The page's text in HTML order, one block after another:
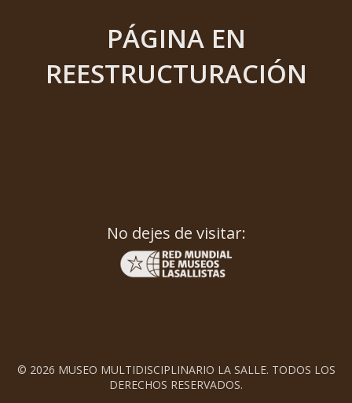
PÁGINA EN
REESTRUCTURACIÓN
No dejes de visitar:
© 2026 MUSEO MULTIDISCIPLINARIO LA SALLE. TODOS LOS
DERECHOS RESERVADOS.